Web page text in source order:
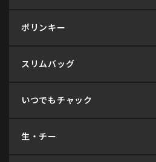
ポリンキー
スリムバッグ
いつでもチャック
生・チー